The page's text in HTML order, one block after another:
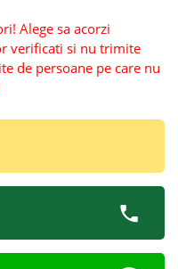
Alege sa acorzi
verificati si nu trimite
de persoane pe care nu